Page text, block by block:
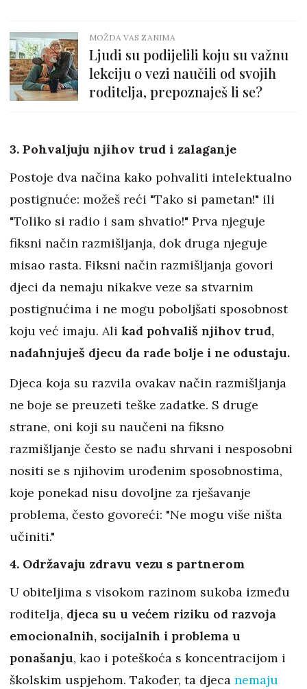
MOŽDA VAS ZANIMA
Ljudi su podijelili koju su važnu
lekciju o vezi naučili od svojih
roditelja, prepoznaješ li se?
3. Pohvaljuju njihov trud i zalaganje
Postoje dva načina kako pohvaliti intelektualno
postignuće: možeš reći "Tako si pametan!" ili
"Toliko si radio i sam shvatio!" Prva njeguje
fiksni način razmišljanja, dok druga njeguje
misao rasta. Fiksni način razmišljanja govori
djeci da nemaju nikakve veze sa stvarnim
postignućima i ne mogu poboljšati sposobnost
koju već imaju. Ali kad pohvališ njihov trud,
nadahnjuješ djecu da rade bolje i ne odustaju.
Djeca koja su razvila ovakav način razmišljanja
ne boje se preuzeti teške zadatke. S druge
strane, oni koji su naučeni na fiksno
razmišljanje često se nađu shrvani i nesposobni
nositi se s njihovim urođenim sposobnostima,
koje ponekad nisu dovoljne za rješavanje
problema, često govoreći: "Ne mogu više ništa
učiniti."
4. Održavaju zdravu vezu s partnerom
U obiteljima s visokom razinom sukoba između
roditelja, djeca su u većem riziku od razvoja
emocionalnih, socijalnih i problema u
ponašanju, kao i poteškoća s koncentracijom i
školskim uspjehom. Također, ta djeca nemaju